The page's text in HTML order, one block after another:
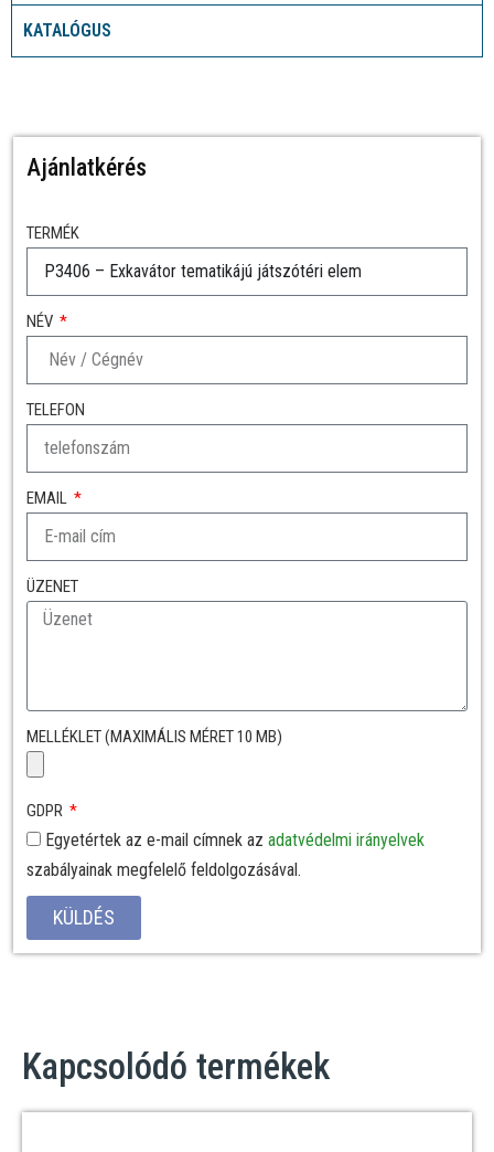
KATALÓGUS
Ajánlatkérés
TERMÉK
NÉV
TELEFON
EMAIL
ÜZENET
MELLÉKLET (MAXIMÁLIS MÉRET 10 MB)
GDPR
Egyetértek az e-mail címnek az adatvédelmi irányelvek
szabályainak megfelelő feldolgozásával.
KÜLDÉS
Kapcsolódó termékek